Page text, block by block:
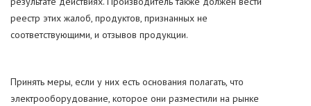
реестр этих жалоб, продуктов, признанных не
соответствующими, и отзывов продукции.
Принять меры, если у них есть основания полагать, что
электрооборудование, которое они разместили на рынке